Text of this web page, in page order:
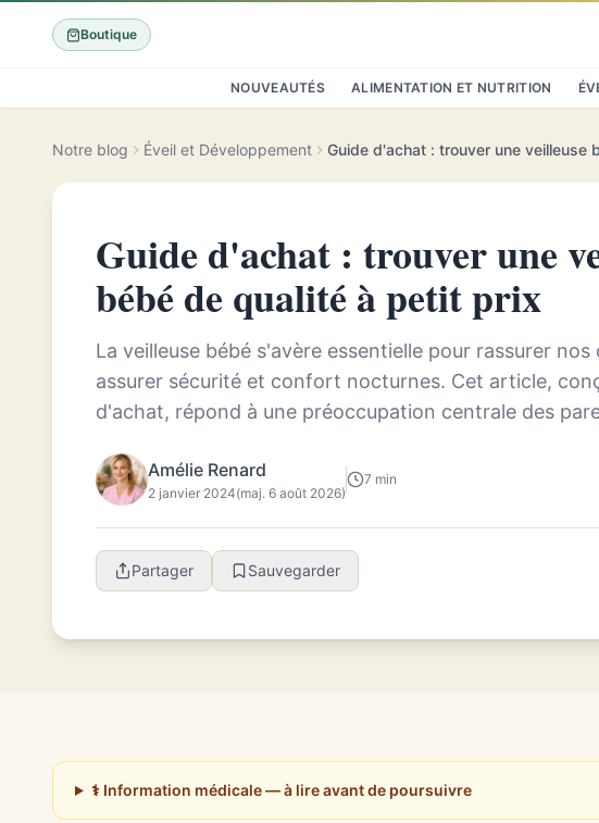
Boutique
NOUVEAUTÉS ALIMENTATION ET NUTRITION
Notre blog Éveil et Développement
Guide d'achat : trouver une
bébé de qualité à petit prix
La veilleuse bébé s'avère essentielle pour rassurer
assurer sécurité et confort nocturnes. Cet article,
d'achat, répond à une préoccupation centrale des
Amélie Renard
2 janvier 2024(maj. 6 août 2026)
7 min
Partager Sauvegarder
⚕️ Information médicale — à lire avant de poursuivre